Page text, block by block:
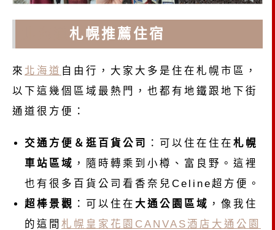
札幌推薦住宿
來 北海道 自由行，大家大多是住在札幌市區，
以下這幾個區域最熱門，也都有地鐵跟地下街
通道很方便：
交通方便＆逛百貨公司 ：可以住在住在 札幌
車站區域 ，隨時轉乘到小樽、富良野。這裡
也有很多百貨公司看香奈兒Celine超方便。
超棒景觀 ：可以住在 大通公園區域 ，像我住
的這間 札幌皇家花園CANVAS酒店大通公園